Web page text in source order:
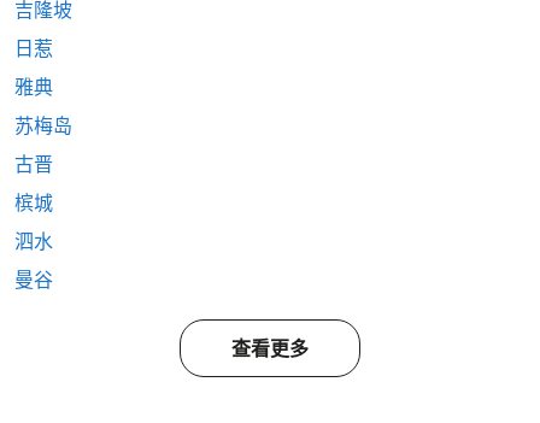
吉隆坡
日惹
雅典
苏梅岛
古晋
槟城
泗水
曼谷
查看更多